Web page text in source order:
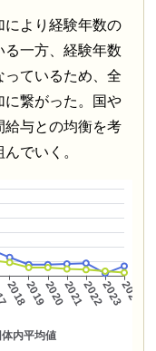
により経験年数の
一方、経験年数
ているため、全
に繋がった。国や
給与との均衡を考
でいく。